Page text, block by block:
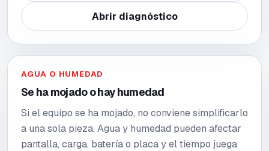
Abrir diagnóstico
AGUA O HUMEDAD
Se ha mojado o hay humedad
Si el equipo se ha mojado, no conviene simplificarlo
a una sola pieza. Agua y humedad pueden afectar
pantalla, carga, batería o placa y el tiempo juega